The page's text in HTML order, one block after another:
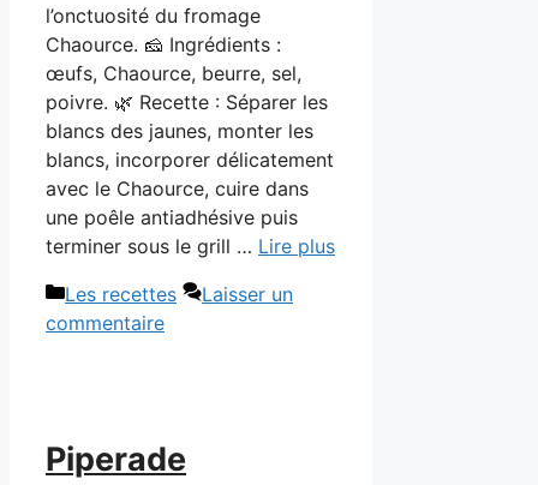
l’onctuosité du fromage
Chaource. 🧀 Ingrédients :
œufs, Chaource, beurre, sel,
poivre. 🌿 Recette : Séparer les
blancs des jaunes, monter les
blancs, incorporer délicatement
avec le Chaource, cuire dans
une poêle antiadhésive puis
terminer sous le grill … Lire plus
Catégories
Les recettes
Laisser un
commentaire
Piperade